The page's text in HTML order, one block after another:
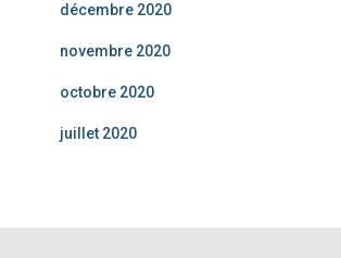
décembre 2020
novembre 2020
octobre 2020
juillet 2020